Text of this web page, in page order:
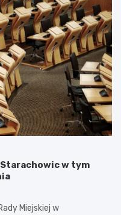
w tym
Miejskiej w